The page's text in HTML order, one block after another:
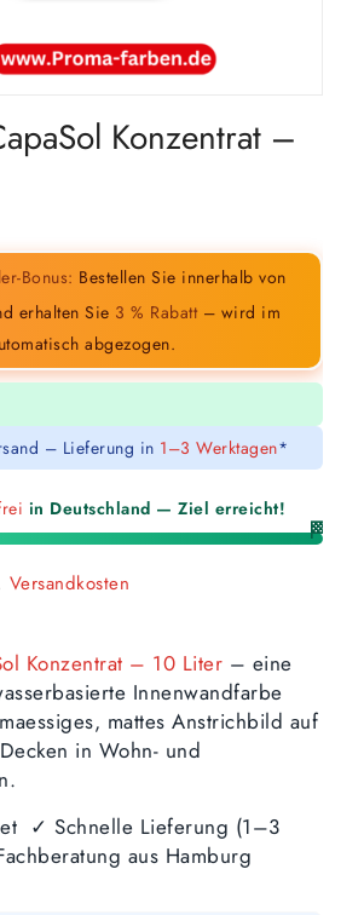
Konzentrat –
Bonus: Bestellen Sie innerhalb von
erhalten Sie 3 % Rabatt– wird im
abgezogen.
– Lieferung in 1–3 Werktagen*
in Deutschland — Ziel erreicht!
🏁
Versandkosten
Konzentrat – 10 Liter – eine
Innenwandfarbe
mattes Anstrichbild auf
in Wohn- und
✓ Schnelle Lieferung (1–3
aus Hamburg